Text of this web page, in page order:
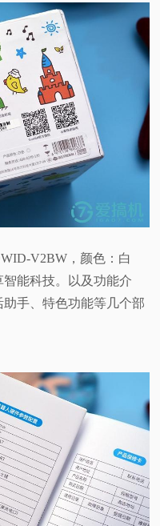
V2BW，颜色：白
能科技。以及功能介
手、特色功能等几个部